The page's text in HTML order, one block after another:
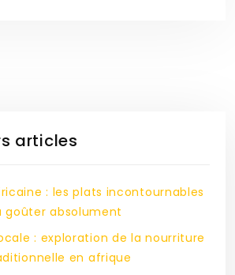
articles
: les plats incontournables
goûter absolument
: exploration de la nourriture
en afrique